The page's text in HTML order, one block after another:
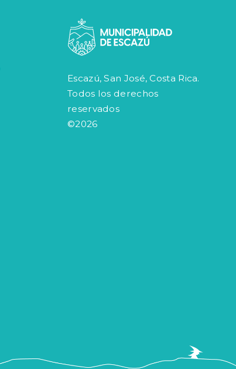
Escazú, San José, Costa Rica.
Todos los derechos
reservados
©2026